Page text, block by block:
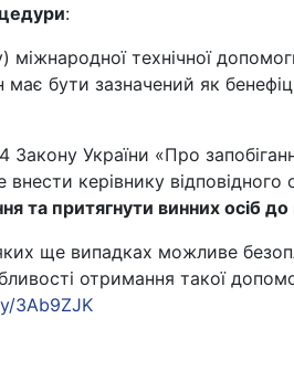
:
технічної
бути зазначений як
Закону України «Про
керівнику відповідного
та притягнути винних осіб до
ще випадках можливе
отримання такої
3Ab9ZJK